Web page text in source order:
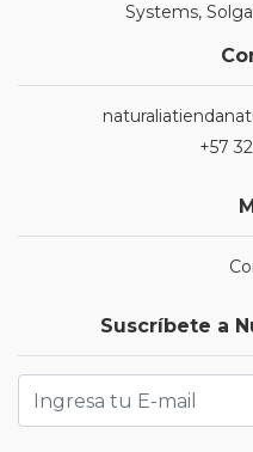
Systems,
+57
Suscríbete a